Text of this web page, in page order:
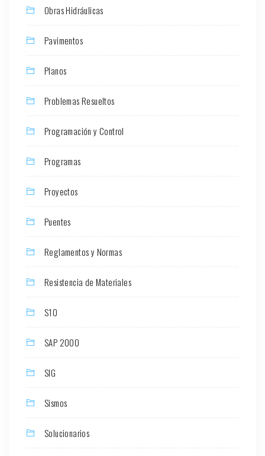
Obras Hidráulicas
Pavimentos
Planos
Problemas Resueltos
Programación y Control
Programas
Proyectos
Puentes
Reglamentos y Normas
Resistencia de Materiales
S10
SAP 2000
SIG
Sismos
Solucionarios